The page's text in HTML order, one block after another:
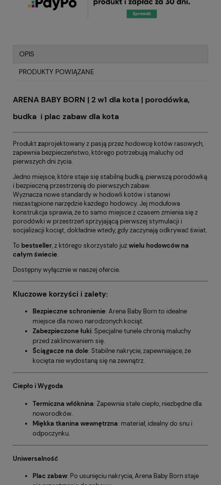
OPIS
PRODUKTY POWIĄZANE
ARENA BABY BORN | 2 w1 dla kota | porodówka,
budka i plac zabaw dla kota
Produktzaprojektowany z pasją przez hodowcę kotów rasowych,
zapewnia bezpieczeństwo, którego potrzebują maluchy od
pierwszych dni życia.
Jedno miejsce, które staje się stabilną budką, pierwszą porodówką
i bezpieczną przestrzenią do pierwszych zabaw.
Wyznacza nowe standardy w hodowli kotów i stanowi
niezastąpione narzędzie każdego hodowcy. Jej modułowa
konstrukcja sprawia, że to samo miejsce z czasem zmienia się z
porodówki w przestrzeń sprzyjającą pierwszej stymulacji i
socjalizacji kociąt, dokładnie wtedy, gdy zaczynają odkrywać świat.
To bestseller, z którego skorzystało jużwielu hodowców na
całym świecie.
Dostępny wyłącznie w naszej ofercie.
Kluczowe korzyści i zalety:
Bezpieczne schronienie: Arena Baby Born to idealne
miejsce dla nowo narodzonych kociąt.
Zabezpieczone łuki: Specjalne tunele chronią maluchy
przed zaklinowaniem się.
Ściągacze na dole: Stabilne nakrycie, zapewniające, że
kocięta nie wydostaną się na zewnątrz.
Ciepło i Wygoda
Termiczna włóknina: Zapewnia stałe ciepło, niezbędne dla
noworodków.
Miękka tkanina wewnętrzna: materiał, idealny do snu i
odpoczynku.
Uniwersalność
Plac zabaw: Po usunięciu nakrycia, Arena Baby Born staje